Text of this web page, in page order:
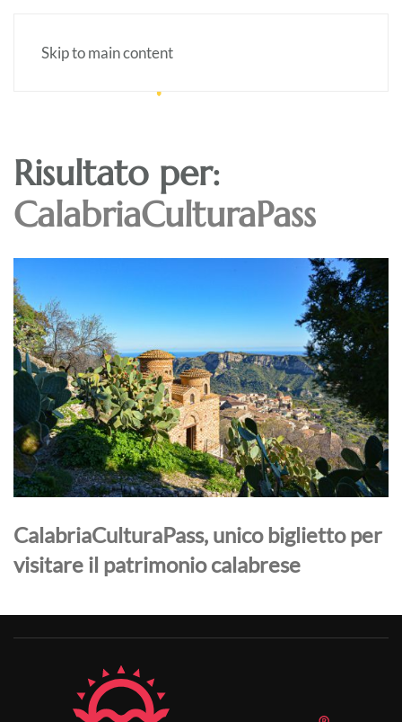
Skip to main content
Risultato per:
CalabriaCulturaPass
CalabriaCulturaPass, unico biglietto per
visitare il patrimonio calabrese